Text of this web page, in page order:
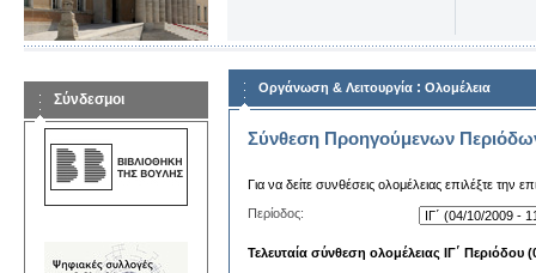
Σύνδεσμοι
Οργάνωση & Λειτουργία : Ολομέλεια
Σύνθεση Προηγούμενων
Για να δείτε συνθέσεις ολομέλειας επιλέξτε την
Περίοδος:
Τελευταία σύνθεση ολομέλειας ΙΓ΄ Περιόδου